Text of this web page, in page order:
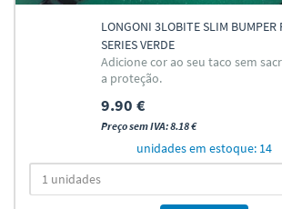
LONGONI 3LOBITE SLIM BUMPER
SERIES VERDE
Adicione cor ao seu taco sem
a proteção.
9.90 €
Preço sem IVA: 8.18 €
unidades em estoque: 14